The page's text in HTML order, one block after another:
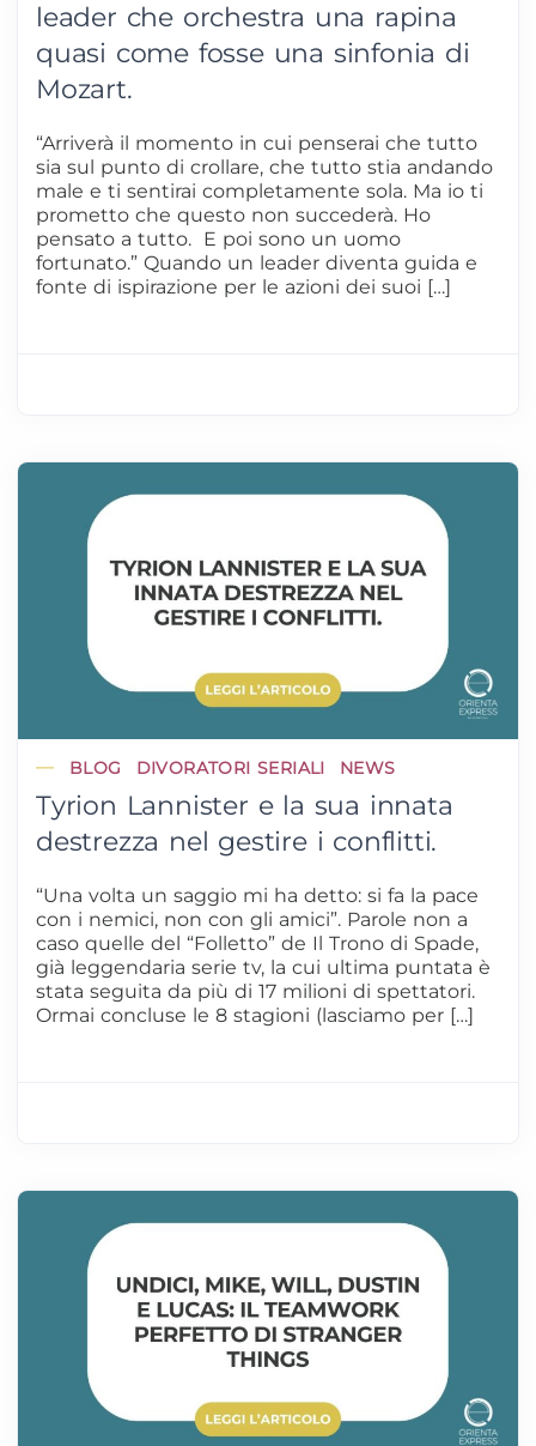
leader che orchestra una rapina
quasi come fosse una sinfonia di
Mozart.
“Arriverà il momento in cui penserai che tutto
sia sul punto di crollare, che tutto stia andando
male e ti sentirai completamente sola. Ma io ti
prometto che questo non succederà. Ho
pensato a tutto. E poi sono un uomo
fortunato.” Quando un leader diventa guida e
fonte di ispirazione per le azioni dei suoi […]
BLOG DIVORATORI SERIALI NEWS
Tyrion Lannister e la sua innata
destrezza nel gestire i conflitti.
“Una volta un saggio mi ha detto: si fa la pace
con i nemici, non con gli amici”. Parole non a
caso quelle del “Folletto” de Il Trono di Spade,
già leggendaria serie tv, la cui ultima puntata è
stata seguita da più di 17 milioni di spettatori.
Ormai concluse le 8 stagioni (lasciamo per […]